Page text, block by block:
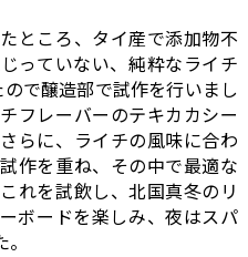
ところ、タイ産で添加物不
っていない、純粋なライチ
で醸造部で試作を行いまし
フレーバーのテキカカシー
らに、ライチの風味に合わ
作を重ね、その中で最適な
れを試飲し、北国真冬のリ
ボードを楽しみ、夜はスパ